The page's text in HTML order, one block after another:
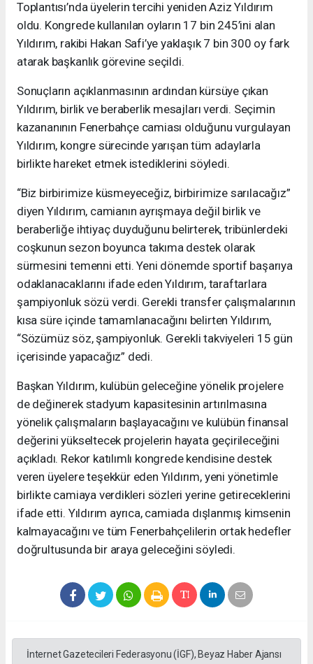
Toplantısı’nda üyelerin tercihi yeniden Aziz Yıldırım
oldu. Kongrede kullanılan oyların 17 bin 245’ini alan
Yıldırım, rakibi Hakan Safi’ye yaklaşık 7 bin 300 oy fark
atarak başkanlık görevine seçildi.
Sonuçların açıklanmasının ardından kürsüye çıkan
Yıldırım, birlik ve beraberlik mesajları verdi. Seçimin
kazananının Fenerbahçe camiası olduğunu vurgulayan
Yıldırım, kongre sürecinde yarışan tüm adaylarla
birlikte hareket etmek istediklerini söyledi.
“Biz birbirimize küsmeyeceğiz, birbirimize sarılacağız”
diyen Yıldırım, camianın ayrışmaya değil birlik ve
beraberliğe ihtiyaç duyduğunu belirterek, tribünlerdeki
coşkunun sezon boyunca takıma destek olarak
sürmesini temenni etti. Yeni dönemde sportif başarıya
odaklanacaklarını ifade eden Yıldırım, taraftarlara
şampiyonluk sözü verdi. Gerekli transfer çalışmalarının
kısa süre içinde tamamlanacağını belirten Yıldırım,
“Sözümüz söz, şampiyonluk. Gerekli takviyeleri 15 gün
içerisinde yapacağız” dedi.
Başkan Yıldırım, kulübün geleceğine yönelik projelere
de değinerek stadyum kapasitesinin artırılmasına
yönelik çalışmaların başlayacağını ve kulübün finansal
değerini yükseltecek projelerin hayata geçirileceğini
açıkladı. Rekor katılımlı kongrede kendisine destek
veren üyelere teşekkür eden Yıldırım, yeni yönetimle
birlikte camiaya verdikleri sözleri yerine getireceklerini
ifade etti. Yıldırım ayrıca, camiada dışlanmış kimsenin
kalmayacağını ve tüm Fenerbahçelilerin ortak hedefler
doğrultusunda bir araya geleceğini söyledi.
İnternet Gazetecileri Federasyonu (İGF), Beyaz Haber Ajansı